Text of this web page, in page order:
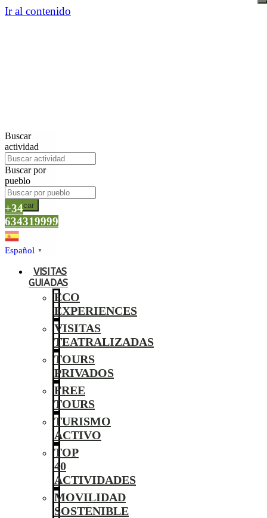
Ir al contenido
Buscar
actividad
Buscar por
pueblo
Buscar
+34
634319999
Español ▼
VISITAS
GUIADAS
ECO
EXPERIENCES
VISITAS
TEATRALIZADAS
TOURS
PRIVADOS
FREE
TOURS
TURISMO
ACTIVO
TOP
40
ACTIVIDADES
MOVILIDAD
SOSTENIBLE